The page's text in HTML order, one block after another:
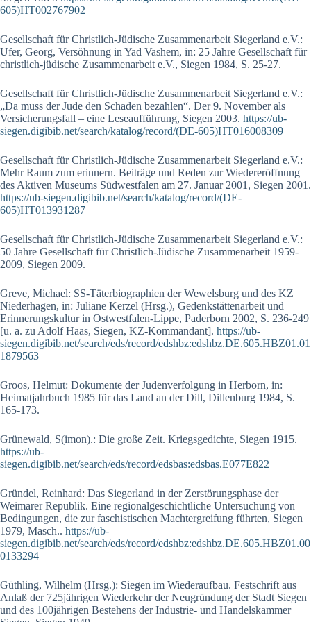
605)HT002767902
Gesellschaft für Christlich-Jüdische Zusammenarbeit Siegerland e.V.:
Ufer, Georg, Versöhnung in Yad Vashem, in: 25 Jahre Gesellschaft für
christ­lich-jü­dische Zusammenarbeit e.V., Siegen 1984, S. 25-27.
Gesellschaft für Christlich-Jüdische Zusammenarbeit Siegerland e.V.:
„Da muss der Jude den Schaden bezahlen“. Der 9. November als
Versicherungsfall – eine Leseaufführung, Siegen 2003. https://ub-
siegen.digibib.net/search/katalog/record/(DE-605)HT016008309
Gesellschaft für Christlich-Jüdische Zusammenarbeit Siegerland e.V.:
Mehr Raum zum erinnern. Beiträge und Reden zur Wiedereröffnung
des Aktiven Museums Südwestfalen am 27. Januar 2001, Siegen 2001.
https://ub-siegen.digibib.net/search/katalog/record/(DE-
605)HT013931287
Gesellschaft für Christlich-Jüdische Zusammenarbeit Siegerland e.V.:
50 Jahre Gesellschaft für Christlich-Jüdische Zusammenarbeit 1959-
2009, Siegen 2009.
Greve, Michael: SS-Täterbiographien der Wewelsburg und des KZ
Niederhagen, in: Juliane Kerzel (Hrsg.), Gedenkstättenarbeit und
Erinnerungskultur in Ostwestfalen-Lippe, Paderborn 2002, S. 236-249
[u. a. zu Adolf Haas, Siegen, KZ-Kommandant]. https://ub-
siegen.digibib.net/search/eds/record/edshbz:edshbz.DE.605.HBZ01.01
1879563
Groos, Helmut: Dokumente der Judenverfolgung in Herborn, in:
Heimatjahrbuch 1985 für das Land an der Dill, Dillenburg 1984, S.
165-173.
Grünewald, S(imon).: Die große Zeit. Kriegsgedichte, Siegen 1915.
https://ub-
siegen.digibib.net/search/eds/record/edsbas:edsbas.E077E822
Gründel, Reinhard: Das Siegerland in der Zerstörungsphase der
Weimarer Republik. Eine regionalgeschichtliche Untersuchung von
Bedingungen, die zur faschistischen Machtergreifung führten, Siegen
1979, Masch.. https://ub-
siegen.digibib.net/search/eds/record/edshbz:edshbz.DE.605.HBZ01.00
0133294
Güthling, Wilhelm (Hrsg.): Siegen im Wiederaufbau. Festschrift aus
Anlaß der 725jährigen Wiederkehr der Neugründung der Stadt Siegen
und des 100jährigen Bestehens der Industrie- und Handelskammer